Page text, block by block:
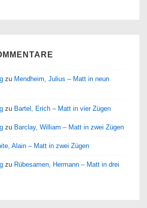
zu Mendheim, Julius – Matt in neun
zu Bartel, Erich – Matt in vier Zügen
zu Barclay, William – Matt in zwei Zügen
Alain – Matt in zwei Zügen
zu Rübesamen, Hermann – Matt in drei